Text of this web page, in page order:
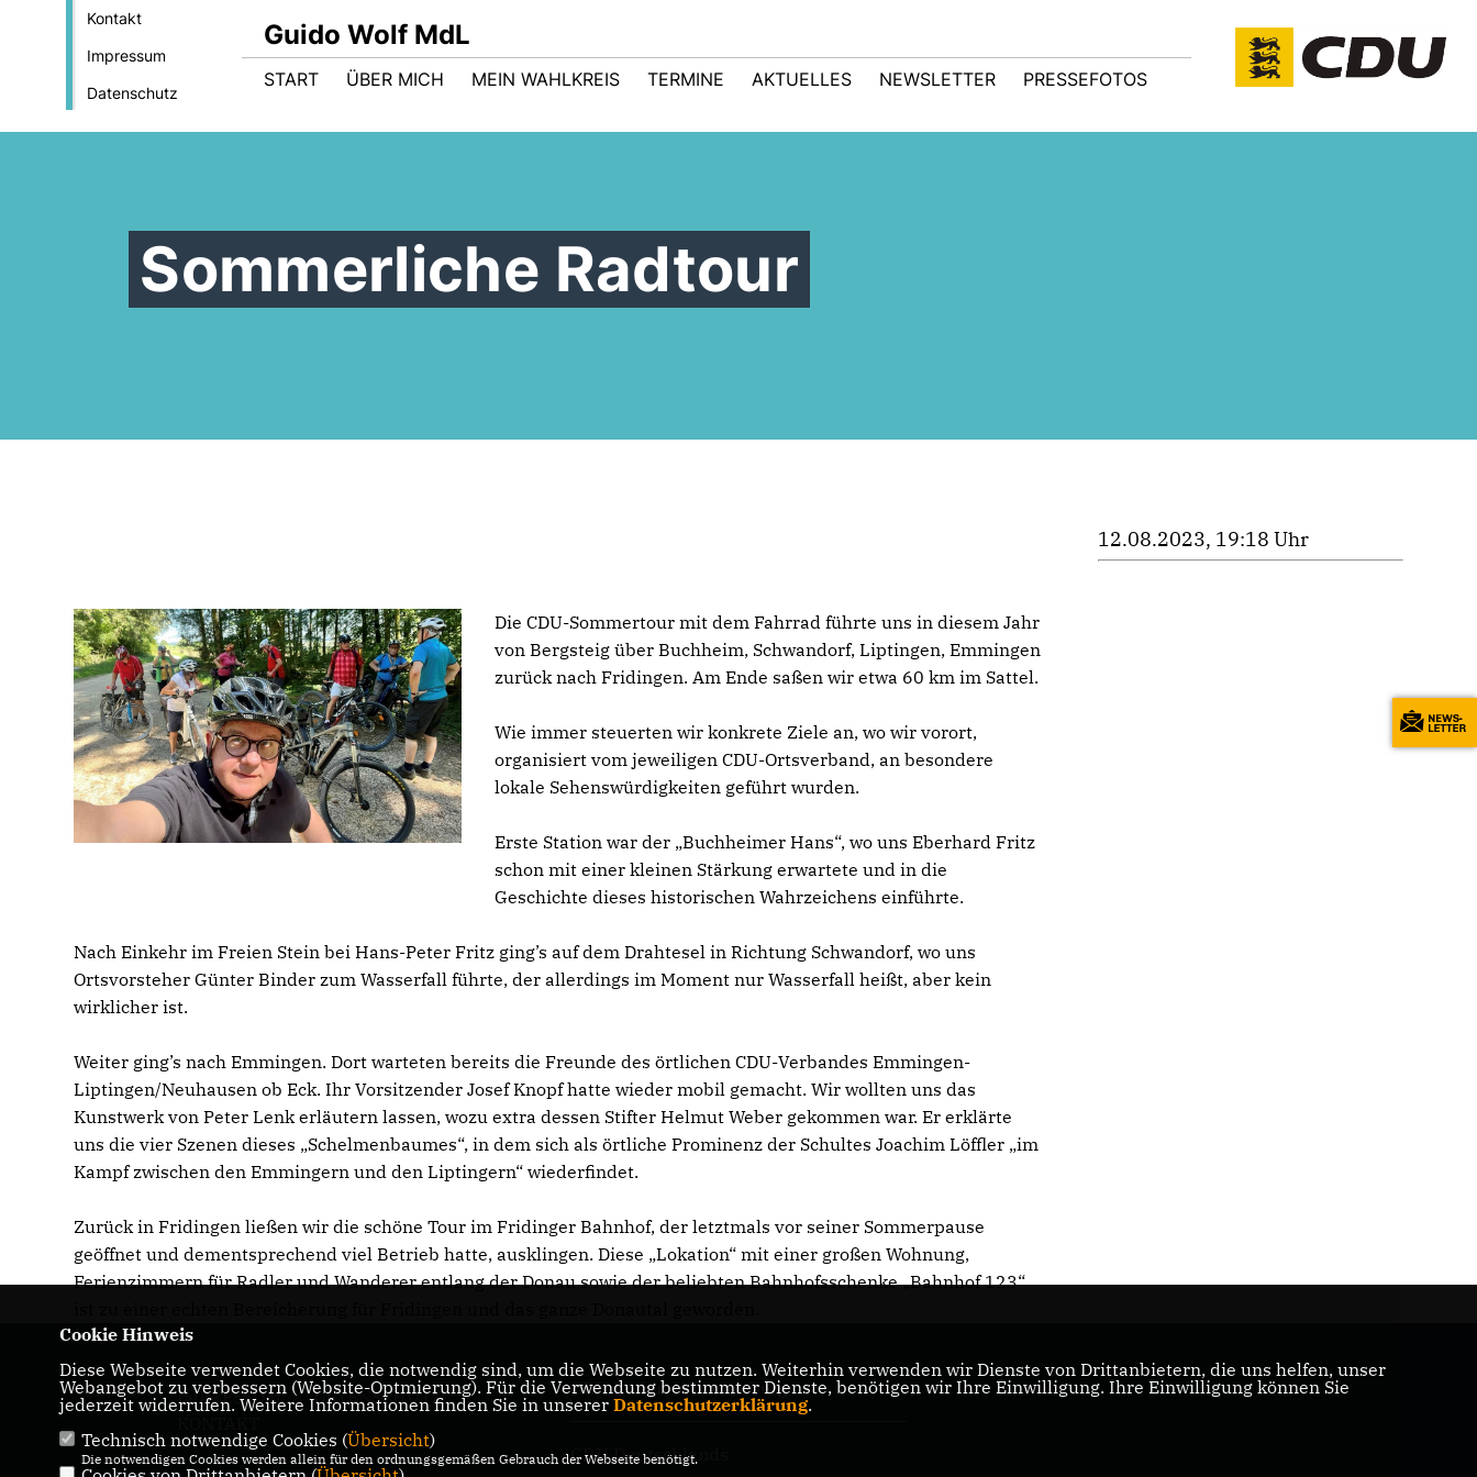
Kontakt
Impressum
Datenschutz
Guido Wolf MdL
START ÜBER MICH MEIN WAHLKREIS TERMINE AKTUELLES NEWSLETTER PRESSEFOTOS
Sommerliche Radtour
Die CDU-Sommertour mit dem Fahrrad führte uns in diesem Jahr
von Bergsteig über Buchheim, Schwandorf, Liptingen, Emmingen
zurück nach Fridingen. Am Ende saßen wir etwa 60 km im Sattel.
Wie immer steuerten wir konkrete Ziele an, wo wir vorort,
organisiert vom jeweiligen CDU-Ortsverband, an besondere
lokale Sehenswürdigkeiten geführt wurden.
Erste Station war der „Buchheimer Hans“, wo uns Eberhard Fritz
schon mit einer kleinen Stärkung erwartete und in die
Geschichte dieses historischen Wahrzeichens einführte.
Nach Einkehr im Freien Stein bei Hans-Peter Fritz ging’s auf dem Drahtesel in Richtung Schwandorf, wo uns
Ortsvorsteher Günter Binder zum Wasserfall führte, der allerdings im Moment nur Wasserfall heißt, aber kein
wirklicher ist.
Weiter ging’s nach Emmingen. Dort warteten bereits die Freunde des örtlichen CDU-Verbandes Emmingen-
Liptingen/Neuhausen ob Eck. Ihr Vorsitzender Josef Knopf hatte wieder mobil gemacht. Wir wollten uns das
Kunstwerk von Peter Lenk erläutern lassen, wozu extra dessen Stifter Helmut Weber gekommen war. Er erklärte
uns die vier Szenen dieses „Schelmenbaumes“, in dem sich als örtliche Prominenz der Schultes Joachim Löffler „im
Kampf zwischen den Emmingern und den Liptingern“ wiederfindet.
Zurück in Fridingen ließen wir die schöne Tour im Fridinger Bahnhof, der letztmals vor seiner Sommerpause
geöffnet und dementsprechend viel Betrieb hatte, ausklingen. Diese „Lokation“ mit einer großen Wohnung,
Ferienzimmern für Radler und Wanderer entlang der Donau sowie der beliebten Bahnhofsschenke „Bahnhof 123“
12.08.2023, 19:18 Uhr
IMPRESSUM
DATENSCHUTZ
CDU Baden-Württemberg
CDU Deutschlands
Cookie Hinweis
Diese Webseite verwendet Cookies, die notwendig sind, um die Webseite zu nutzen. Weiterhin verwenden wir Dienste von Drittanbietern, die uns helfen, unser
Webangebot zu verbessern (Website-Optmierung). Für die Verwendung bestimmter Dienste, benötigen wir Ihre Einwilligung. Ihre Einwilligung können Sie
jederzeit widerrufen. Weitere Informationen finden Sie in unserer Datenschutzerklärung.
Technisch notwendige Cookies (Übersicht)
Die notwendigen Cookies werden allein für den ordnungsgemäßen Gebrauch der Webseite benötigt.